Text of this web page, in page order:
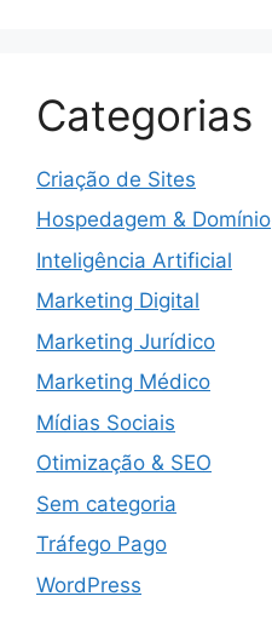
Categorias
Criação de Sites
Hospedagem & Domínio
Inteligência Artificial
Marketing Digital
Marketing Jurídico
Marketing Médico
Mídias Sociais
Otimização & SEO
Sem categoria
Tráfego Pago
WordPress